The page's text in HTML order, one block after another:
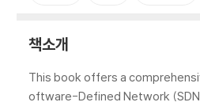
책소개
This book offers a
oftware-Defined Network